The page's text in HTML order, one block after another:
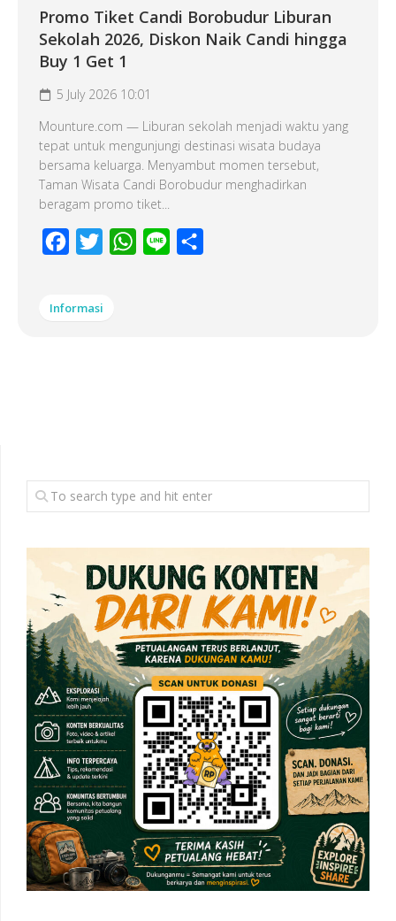
Promo Tiket Candi Borobudur Liburan
Sekolah 2026, Diskon Naik Candi hingga
Buy 1 Get 1
5 July 2026 10:01
Mounture.com — Liburan sekolah menjadi waktu yang
tepat untuk mengunjungi destinasi wisata budaya
bersama keluarga. Menyambut momen tersebut,
Taman Wisata Candi Borobudur menghadirkan
beragam promo tiket...
Facebook
Twitter WhatsApp
Line
Informasi